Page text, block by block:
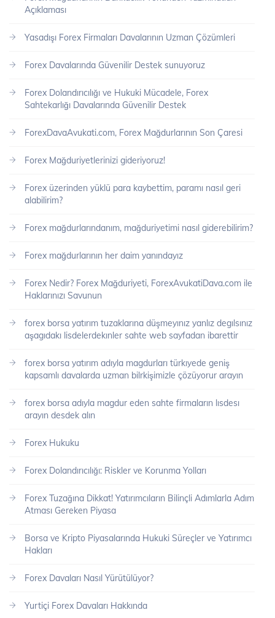
Açıklaması
Yasadışı Forex Firmaları Davalarının Uzman Çözümleri
Forex Davalarında Güvenilir Destek sunuyoruz
Forex Dolandırıcılığı ve Hukuki Mücadele, Forex
Sahtekarlığı Davalarında Güvenilir Destek
ForexDavaAvukati.com, Forex Mağdurlarının Son Çaresi
Forex Mağduriyetlerinizi gideriyoruz!
Forex üzerinden yüklü para kaybettim, paramı nasıl geri
alabilirim?
Forex mağdurlarındanım, mağduriyetimi nasıl giderebilirim?
Forex mağdurlarının her daim yanındayız
Forex Nedir? Forex Mağduriyeti, ForexAvukatiDava.com ile
Haklarınızı Savunun
forex borsa yatırım tuzaklarına düşmeyınız yanlız degılsınız
aşagıdakı lisdelerdekınler sahte web sayfadan ibarettir
forex borsa yatırım adıyla magdurları türkıyede geniş
kapsamlı davalarda uzman bilrkişimizle çözüyorur arayın
forex borsa adıyla magdur eden sahte firmaların lısdesı
arayın desdek alın
Forex Hukuku
Forex Dolandırıcılığı: Riskler ve Korunma Yolları
Forex Tuzağına Dikkat! Yatırımcıların Bilinçli Adımlarla Adım
Atması Gereken Piyasa
Borsa ve Kripto Piyasalarında Hukuki Süreçler ve Yatırımcı
Hakları
Forex Davaları Nasıl Yürütülüyor?
Yurtiçi Forex Davaları Hakkında